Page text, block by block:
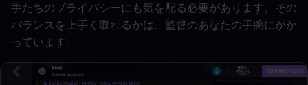
手たちのプライバシーにも気を配る必要があります。その
バランスを上手く取れるかは、監督のあなたの手腕にかか
っています。